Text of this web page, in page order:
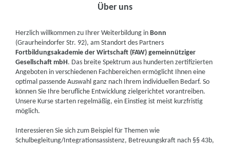
Über uns
Herzlich willkommen zu Ihrer Weiterbildung inBonn
(Graurheindorfer Str. 92), am Standort des Partners
Fortbildungsakademie der Wirtschaft (FAW) gemeinnütziger
Gesellschaft mbH. Das breite Spektrum aus hunderten zertifizierten
Angeboten in verschiedenen Fachbereichen ermöglicht Ihnen eine
optimal passende Auswahl ganz nach Ihrem individuellen Bedarf. So
können Sie Ihre berufliche Entwicklung zielgerichtet vorantreiben.
Unsere Kurse starten regelmäßig, ein Einstieg ist meist kurzfristig
möglich.
Interessieren Sie sich zum Beispiel für Themen wie
Schulbegleitung/Integrationsassistenz, Betreuungskraft nach §§ 43b,